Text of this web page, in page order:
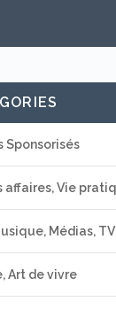
Sponsorisés
affaires, Vie
Médias, TV
Art de vivre